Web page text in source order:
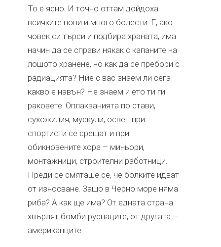
То е ясно. И точно оттам дойдоха
всичките нови и много болести. Е, ако
човек си търси и подбира храната, има
начин да се справи някак с капаните на
лошото хранене, но как да се пребори с
радиацията? Ние с вас знаем ли сега
какво е навън? Не знаем и ето ти ги
раковете. Оплакванията по стави,
сухожилия, мускули, освен при
спортисти се срещат и при
обикновените хора – миньори,
монтажници, строителни работници.
Преди се смяташе се, че болките идват
от износване. Защо в Черно море няма
риба? А как ще има? От едната страна
хвърлят бомби руснаците, от другата –
американците.